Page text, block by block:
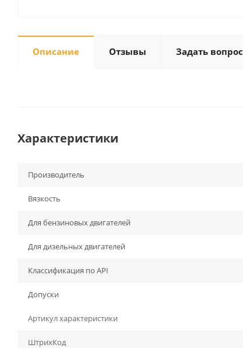
Описание Отзывы Задать вопрос
Характеристики
Производитель
Вязкость
Для бензиновых двигателей
Для дизельных двигателей
Классификация по API
Допуски
Артикул характеристики
ШтрихКод